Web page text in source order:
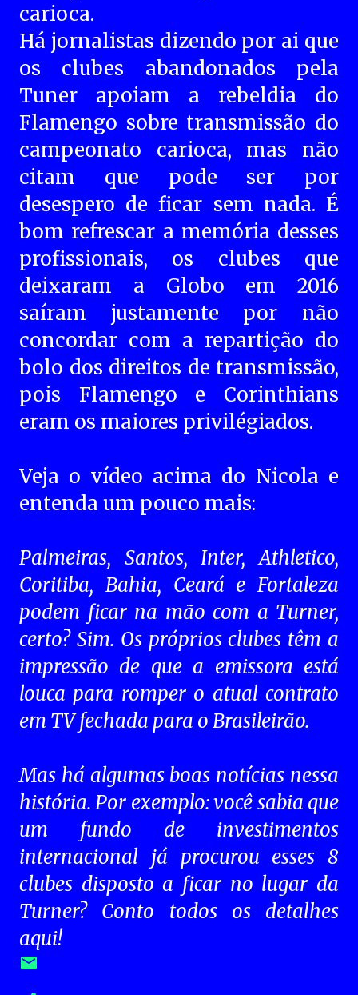
carioca.
Há jornalistas dizendo por ai que
os clubes abandonados pela
Tuner apoiam a rebeldia do
Flamengo sobre transmissão do
campeonato carioca, mas não
citam que pode ser por
desespero de ficar sem nada. É
bom refrescar a memória desses
profissionais, os clubes que
deixaram a Globo em 2016
saíram justamente por não
concordar com a repartição do
bolo dos direitos de transmissão,
pois Flamengo e Corinthians
eram os maiores privilégiados.
Veja o vídeo acima do Nicola e
entenda um pouco mais:
Palmeiras, Santos, Inter, Athletico,
Coritiba, Bahia, Ceará e Fortaleza
podem ficar na mão com a Turner,
certo? Sim. Os próprios clubes têm a
impressão de que a emissora está
louca para romper o atual contrato
em TV fechada para o Brasileirão.
Mas há algumas boas notícias nessa
história. Por exemplo: você sabia que
um fundo de investimentos
internacional já procurou esses 8
clubes disposto a ficar no lugar da
Turner? Conto todos os detalhes
aqui!